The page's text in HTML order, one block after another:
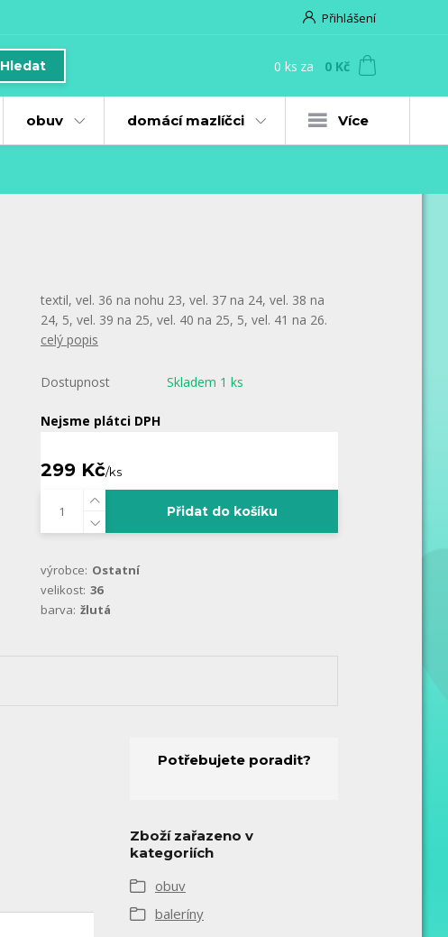
Přihlášení
Hledat 0 ks za 0 Kč
obuv domácí mazlíčci Více
textil, vel. 36 na nohu 23, vel. 37 na 24, vel. 38 na
24, 5, vel. 39 na 25, vel. 40 na 25, 5, vel. 41 na 26.
celý popis
Dostupnost Skladem 1 ks
Nejsme plátci DPH
299 Kč/ks
Přidat do košíku
výrobce: Ostatní
velikost: 36
barva: žlutá
Potřebujete poradit?
Zboží zařazeno v
kategoriích
obuv
baleríny